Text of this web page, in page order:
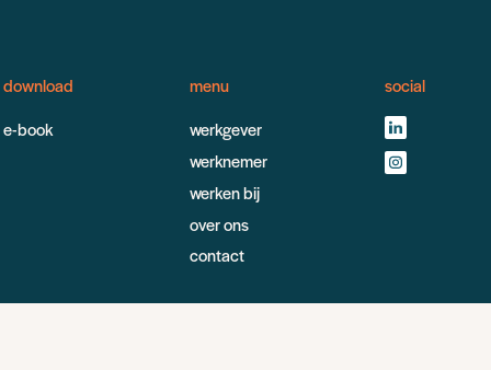
download
e-book
menu
werkgever
werknemer
werken bij
over ons
contact
social